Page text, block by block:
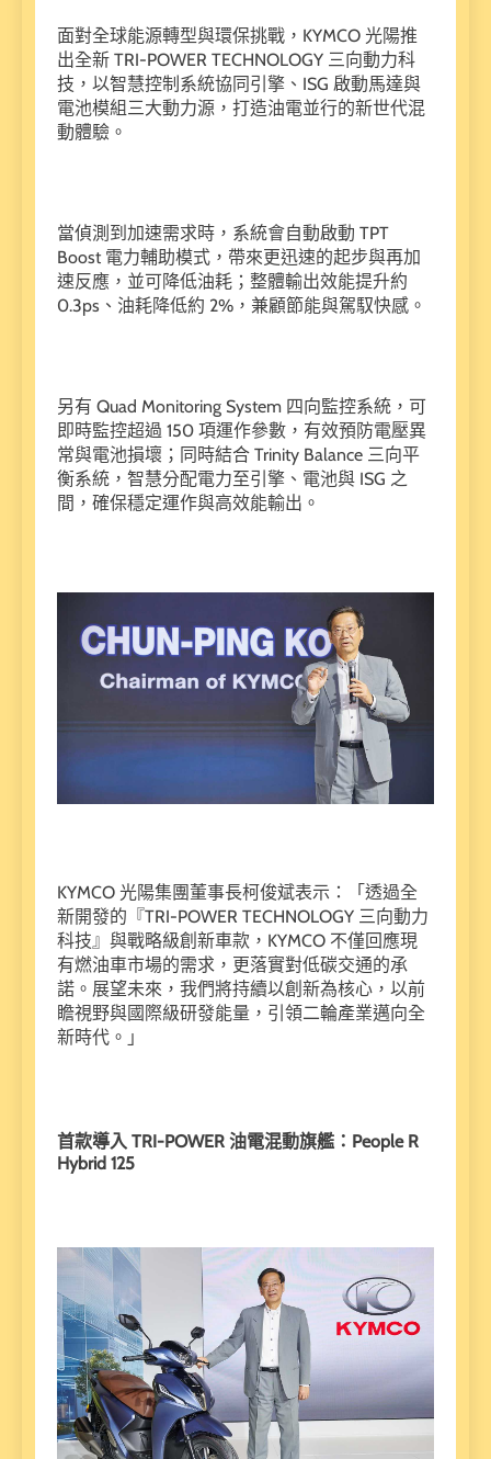
面對全球能源轉型與環保挑戰，KYMCO 光陽推
出全新 TRI-POWER TECHNOLOGY 三向動力科
技，以智慧控制系統協同引擎、ISG 啟動馬達與
電池模組三大動力源，打造油電並行的新世代混
動體驗。
當偵測到加速需求時，系統會自動啟動 TPT
Boost 電力輔助模式，帶來更迅速的起步與再加
速反應，並可降低油耗；整體輸出效能提升約
0.3ps、油耗降低約 2%，兼顧節能與駕馭快感。
另有 Quad Monitoring System 四向監控系統，可
即時監控超過 150 項運作參數，有效預防電壓異
常與電池損壞；同時結合 Trinity Balance 三向平
衡系統，智慧分配電力至引擎、電池與 ISG 之
間，確保穩定運作與高效能輸出。
KYMCO 光陽集團董事長柯俊斌表示：「透過全
新開發的『TRI-POWER TECHNOLOGY 三向動力
科技』與戰略級創新車款，KYMCO 不僅回應現
有燃油車市場的需求，更落實對低碳交通的承
諾。展望未來，我們將持續以創新為核心，以前
瞻視野與國際級研發能量，引領二輪產業邁向全
新時代。」
首款導入 TRI-POWER 油電混動旗艦：People R
Hybrid 125